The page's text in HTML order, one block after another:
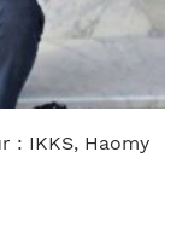
: IKKS, Haomy